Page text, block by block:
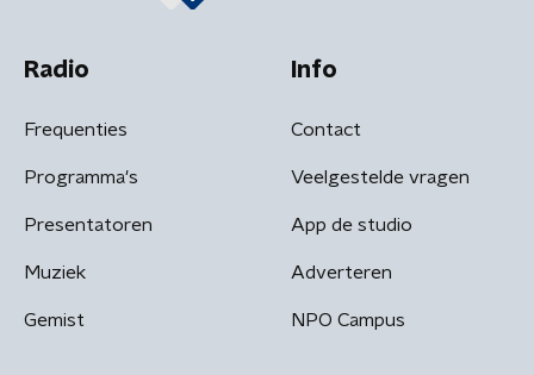
Radio
Frequenties
Programma's
Presentatoren
Muziek
Gemist
Info
Contact
Veelgestelde vragen
App de studio
Adverteren
NPO Campus